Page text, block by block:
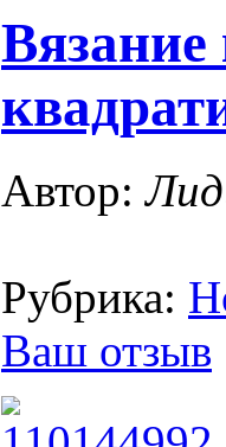
Автор:
Рубрика:
Ваш отзыв